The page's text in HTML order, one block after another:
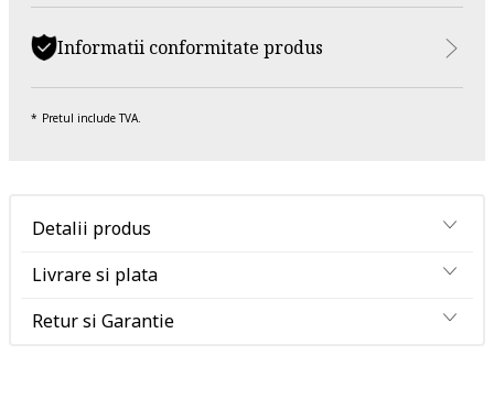
Informatii conformitate produs
Pretul include TVA.
Detalii produs
Livrare si plata
Retur si Garantie